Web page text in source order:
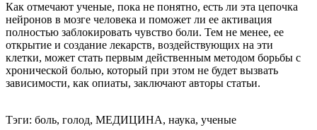
Как отмечают ученые, пока не понятно, есть ли эта цепочка
нейронов в мозге человека и поможет ли ее активация
полностью заблокировать чувство боли. Тем не менее, ее
открытие и создание лекарств, воздействующих на эти
клетки, может стать первым действенным методом борьбы с
хронической болью, который при этом не будет вызвать
зависимости, как опиаты, заключают авторы статьи.
Тэги: боль, голод, МЕДИЦИНА, наука, ученые